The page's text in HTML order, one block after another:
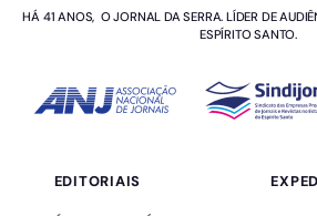
HÁ 41 ANOS, O JORNAL DA SERRA. LÍDER DE
ESPÍRITO SANTO.
EDITORIAIS